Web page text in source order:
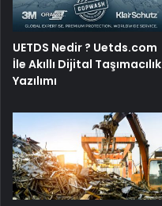
UETDS Nedir ? Uetds.com
İle Akıllı Dijital Taşımacılık
Yazılımı